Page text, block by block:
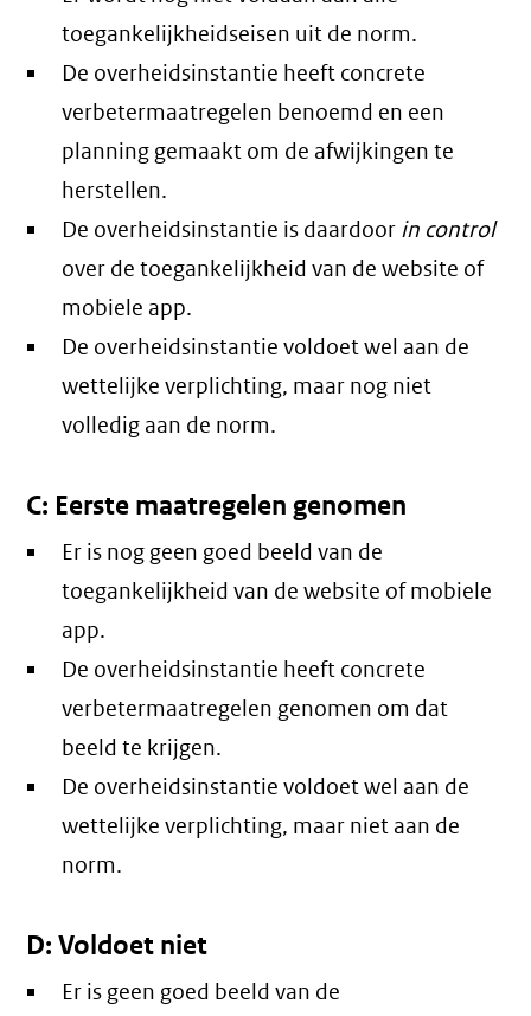
toegankelijkheidseisen uit de norm.
De overheidsinstantie heeft concrete
verbetermaatregelen benoemd en een
planning gemaakt om de afwijkingen te
herstellen.
De overheidsinstantie is daardoor in control
over de toegankelijkheid van de website of
mobiele app.
De overheidsinstantie voldoet wel aan de
wettelijke verplichting, maar nog niet
volledig aan de norm.
C: Eerste maatregelen genomen
Er is nog geen goed beeld van de
toegankelijkheid van de website of mobiele
app.
De overheidsinstantie heeft concrete
verbetermaatregelen genomen om dat
beeld te krijgen.
De overheidsinstantie voldoet wel aan de
wettelijke verplichting, maar niet aan de
norm.
D: Voldoet niet
Er is geen goed beeld van de